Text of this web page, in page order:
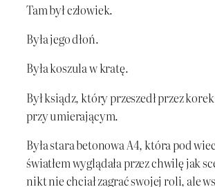
Tam był człowiek.
Była jego dłoń.
Była koszula w kratę.
Był ksiądz, który przeszedł przez
przy umierającym.
Była stara betonowa A4, która pod
światłem wyglądała przez chwilę jak
nikt nie chciał zagrać swojej roli, ale